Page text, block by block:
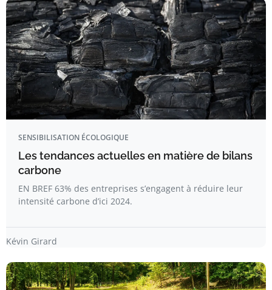
SENSIBILISATION ÉCOLOGIQUE
Les tendances actuelles en matière de bilans
carbone
EN BREF 63% des entreprises s’engagent à réduire leur
intensité carbone d’ici 2024.
Kévin Girard